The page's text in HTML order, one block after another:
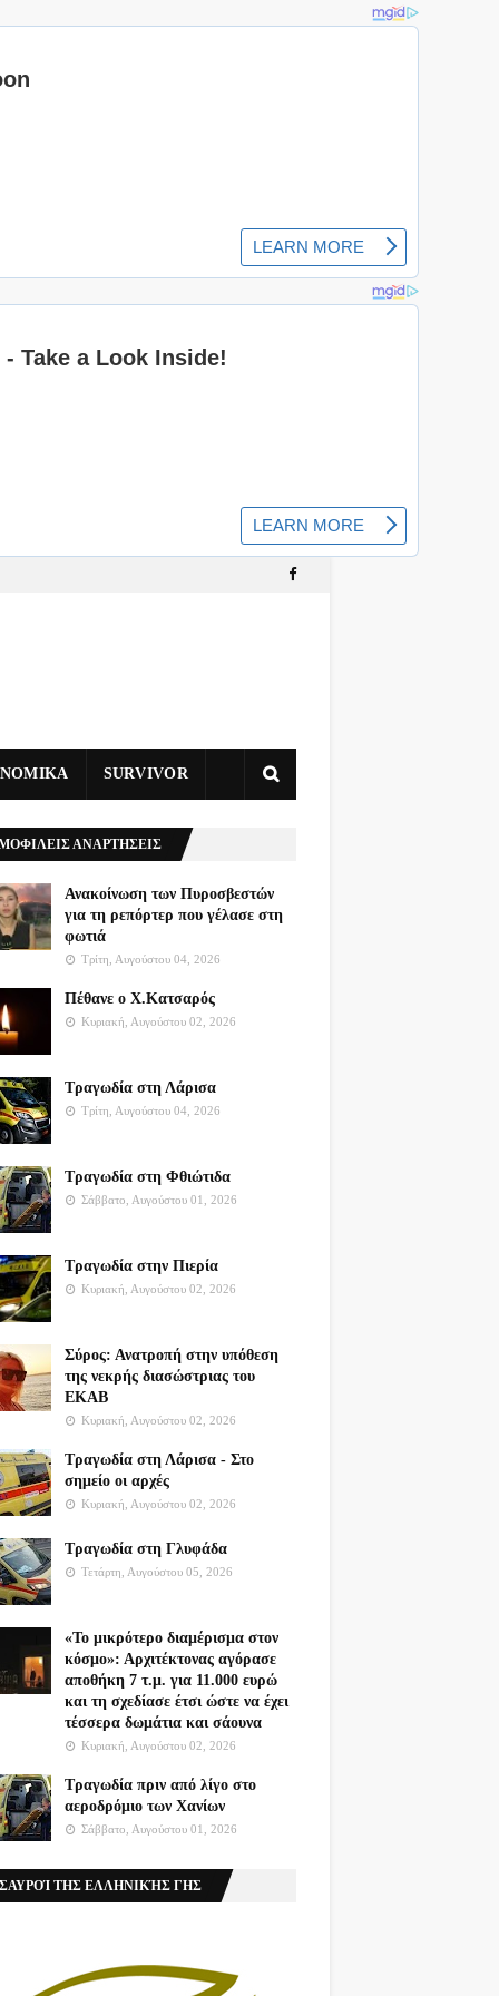
SURVIVOR
ΑΝΑΡΤΗΣΕΙΣ
Ανακοίνωση των Πυροσβεστών
για τη ρεπόρτερ που γέλασε στη
φωτιά
Τρίτη, Αυγούστου 04, 2026
Πέθανε ο Χ.Κατσαρός
Κυριακή, Αυγούστου 02, 2026
Τραγωδία στη Λάρισα
Τρίτη, Αυγούστου 04, 2026
Τραγωδία στη Φθιώτιδα
Σάββατο, Αυγούστου 01, 2026
Τραγωδία στην Πιερία
Κυριακή, Αυγούστου 02, 2026
Σύρος: Ανατροπή στην υπόθεση
της νεκρής διασώστριας του
ΕΚΑΒ
Κυριακή, Αυγούστου 02, 2026
Τραγωδία στη Λάρισα - Στο
σημείο οι αρχές
Κυριακή, Αυγούστου 02, 2026
Τραγωδία στη Γλυφάδα
Τετάρτη, Αυγούστου 05, 2026
«Το μικρότερο διαμέρισμα στον
κόσμο»: Αρχιτέκτονας αγόρασε
αποθήκη 7 τ.μ. για 11.000 ευρώ
και τη σχεδίασε έτσι ώστε να έχει
τέσσερα δωμάτια και σάουνα
Κυριακή, Αυγούστου 02, 2026
Τραγωδία πριν από λίγο στο
αεροδρόμιο των Χανίων
Σάββατο, Αυγούστου 01, 2026
ΤΗΣ ΕΛΛΗΝΙΚΉΣ ΓΗΣ